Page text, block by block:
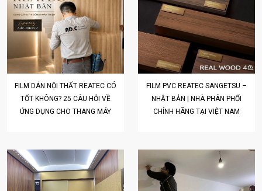
FILM DÁN NỘI THẤT REATEC CÓ
TỐT KHÔNG? 25 CÂU HỎI VỀ
ỨNG DỤNG CHO THANG MÁY
FILM PVC REATEC SANGETSU –
NHẬT BẢN | NHÀ PHÂN PHỐI
CHÍNH HÃNG TẠI VIỆT NAM